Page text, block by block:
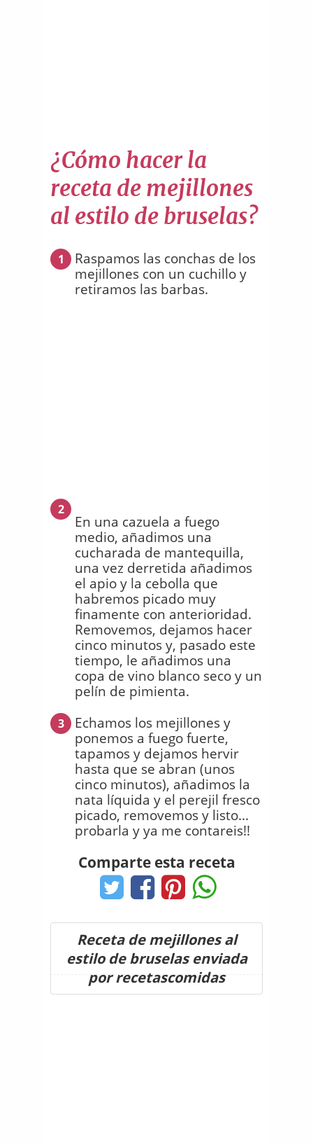
¿Cómo hacer la
receta de mejillones
al estilo de bruselas?
1
Raspamos las conchas de los
mejillones con un cuchillo y
retiramos las barbas.
2
En una cazuela a fuego
medio, añadimos una
cucharada de mantequilla,
una vez derretida añadimos
el apio y la cebolla que
habremos picado muy
finamente con anterioridad.
Removemos, dejamos hacer
cinco minutos y, pasado este
tiempo, le añadimos una
copa de vino blanco seco y un
pelín de pimienta.
3
Echamos los mejillones y
ponemos a fuego fuerte,
tapamos y dejamos hervir
hasta que se abran (unos
cinco minutos), añadimos la
nata líquida y el perejil fresco
picado, removemos y listo...
probarla y ya me contareis!!
Comparte esta receta
Receta de mejillones al
estilo de bruselas enviada
por recetascomidas